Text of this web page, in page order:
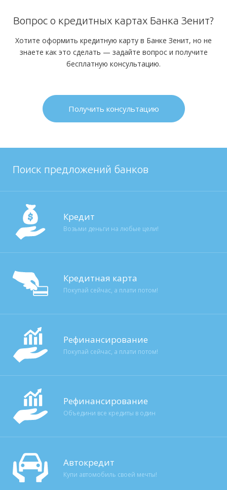
Вопрос о кредитных картах Банка Зенит?
Хотите оформить кредитную карту в Банке Зенит, но не
знаете как это сделать — задайте вопрос и получите
бесплатную консультацию.
Получить консультацию
Поиск предложений банков
Кредит
Возьми деньги на любые цели!
Кредитная карта
Покупай сейчас, а плати потом!
Рефинансирование
Покупай сейчас, а плати потом!
Рефинансирование
Объедини все кредиты в один
Автокредит
Купи автомобиль своей мечты!